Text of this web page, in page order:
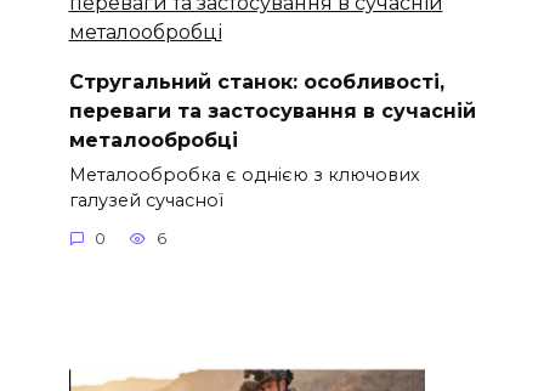
Стругальний станок: особливості,
переваги та застосування в сучасній
металообробці
Металообробка є однією з ключових
галузей сучасної
0 6